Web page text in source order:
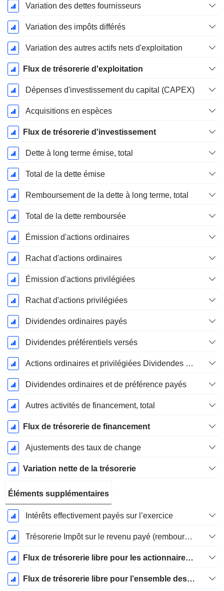
Variation des dettes fournisseurs
Variation des impôts différés
Variation des autres actifs nets d'exploitation
Flux de trésorerie d'exploitation
Dépenses d'investissement du capital (CAPEX)
Acquisitions en espèces
Flux de trésorerie d'investissement
Dette à long terme émise, total
Total de la dette émise
Remboursement de la dette à long terme, total
Total de la dette remboursée
Émission d'actions ordinaires
Rachat d'actions ordinaires
Émission d'actions privilégiées
Rachat d'actions privilégiées
Dividendes ordinaires payés
Dividendes préférentiels versés
Actions ordinaires et privilégiées Dividendes versésDividendes ordinaires et de préférence payés
Dividendes ordinaires et de préférence payés
Autres activités de financement, total
Flux de trésorerie de financement
Ajustements des taux de change
Variation nette de la trésorerie
Éléments supplémentaires
Intérêts effectivement payés sur l’exercice
Trésorerie Impôt sur le revenu payé (remboursement)Impôt effectivement payé (remboursé) sur l’exercice
Flux de trésorerie libre pour les actionnaires FCFE
Flux de trésorerie libre pour l’ensemble des pourvoyeurs de fonds (créanciers et actionnaires) FCFF